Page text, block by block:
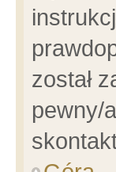
został
pewny/